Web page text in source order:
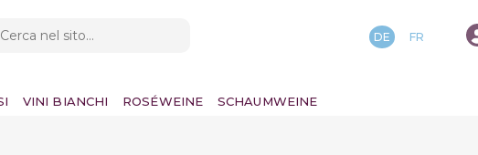
DE FR
VINI BIANCHI ROSÉWEINE SCHAUMWEINE